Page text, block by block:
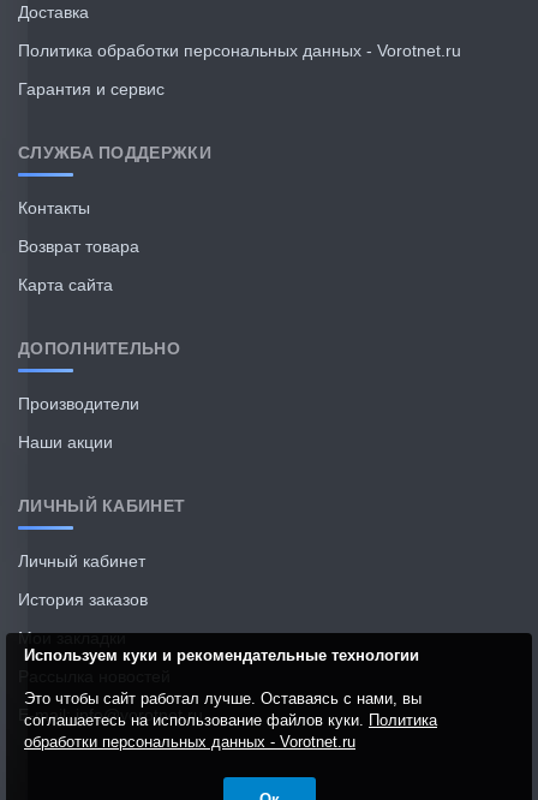
Доставка
Политика обработки персональных данных - Vorotnet.ru
Гарантия и сервис
СЛУЖБА ПОДДЕРЖКИ
Контакты
Возврат товара
Карта сайта
ДОПОЛНИТЕЛЬНО
Производители
Наши акции
ЛИЧНЫЙ КАБИНЕТ
Личный кабинет
История заказов
Мои закладки
E-mail: info@vorotnet.ru
Используем куки и рекомендательные технологии
Это чтобы сайт работал лучше. Оставаясь с нами, вы
соглашаетесь на использование файлов куки. Политика
обработки персональных данных - Vorotnet.ru